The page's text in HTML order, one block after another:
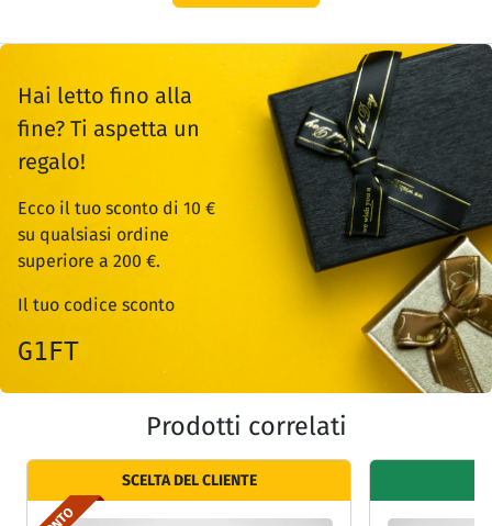
Hai letto fino alla
fine? Ti aspetta un
regalo!
Ecco il tuo sconto di 10 €
su qualsiasi ordine
superiore a 200 €.
Il tuo codice sconto
G1FT
Prodotti correlati
SCELTA DEL CLIENTE